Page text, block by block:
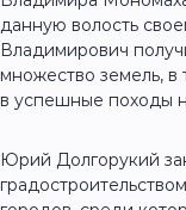
данную волость
Владимирович
множество земель,
в успешные походы
Юрий Долгорукий